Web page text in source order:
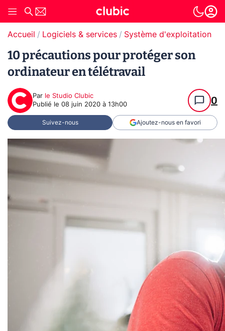
Accueil Logiciels & services Système d'exploitation
10 précautions pour protéger son
ordinateur en télétravail
Par le Studio Clubic
Publié le 08 juin 2020 à 13h00 0
Suivez-nous Ajoutez-nous en favori